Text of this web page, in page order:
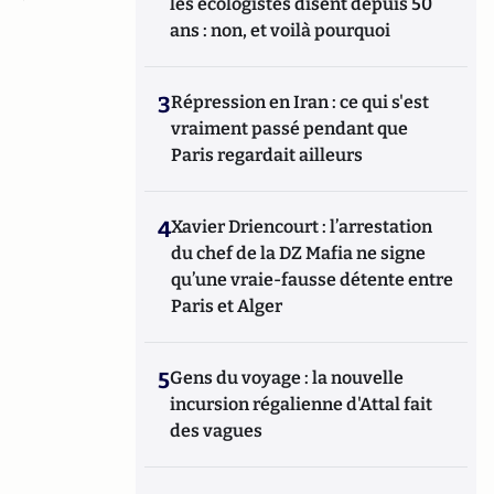
ans : non, et voilà pourquoi
3Répression en Iran : ce qui s'est
vraiment passé pendant que
Paris regardait ailleurs
4Xavier Driencourt : l’arrestation
du chef de la DZ Mafia ne signe
qu’une vraie-fausse détente entre
Paris et Alger
5Gens du voyage : la nouvelle
incursion régalienne d'Attal fait
des vagues